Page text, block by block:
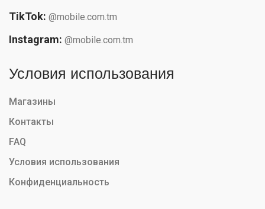
TikTok: @mobile.com.tm
Instagram: @mobile.com.tm
Условия использования
Магазины
Контакты
FAQ
Условия использования
Конфиденциальность